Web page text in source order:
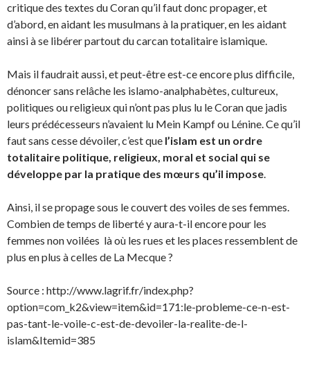
critique des textes du Coran qu’il faut donc propager, et
d’abord, en aidant les musulmans à la pratiquer, en les aidant
ainsi à se libérer partout du carcan totalitaire islamique.
Mais il faudrait aussi, et peut-être est-ce encore plus difficile,
dénoncer sans relâche les islamo-analphabètes, cultureux,
politiques ou religieux qui n’ont pas plus lu le Coran que jadis
leurs prédécesseurs n’avaient lu Mein Kampf ou Lénine. Ce qu’il
faut sans cesse dévoiler, c’est que l’islam est un ordre
totalitaire politique, religieux, moral et social qui se
développe par la pratique des mœurs qu’il impose.
Ainsi, il se propage sous le couvert des voiles de ses femmes.
Combien de temps de liberté y aura-t-il encore pour les
femmes non voilées là où les rues et les places ressemblent de
plus en plus à celles de La Mecque ?
Source : http://www.lagrif.fr/index.php?
option=com_k2&view=item&id=171:le-probleme-ce-n-est-
pas-tant-le-voile-c-est-de-devoiler-la-realite-de-l-
islam&Itemid=385